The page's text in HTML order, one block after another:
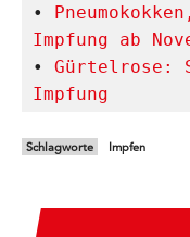
•
Impfung ab
• Gürtelrose:
Impfung
Schlagworte Impfen